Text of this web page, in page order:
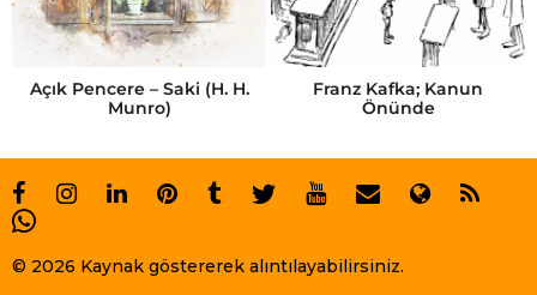
Açık Pencere – Saki (H. H.
Munro)
Franz Kafka; Kanun
Önünde
© 2026 Kaynak göstererek alıntılayabilirsiniz.